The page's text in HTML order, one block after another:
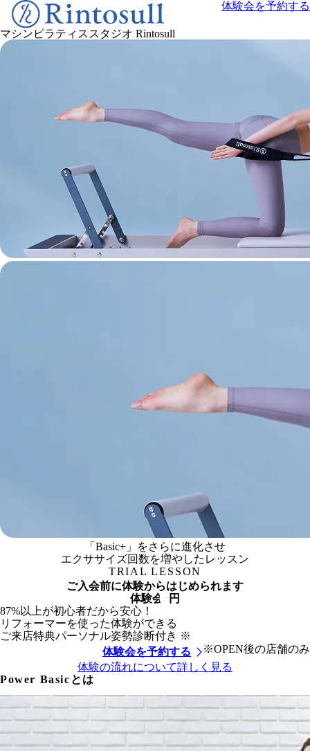
マシンピラティススタジオ Rintosull
体験会を予約する
「Basic+」をさらに進化させ
エクササイズ回数を増やしたレッスン
TRIAL LESSON
ご入会前に体験からはじめられます
体験会 0 円
87%以上が初心者だから安心！
リフォーマーを使った体験ができる
ご来店特典パーソナル姿勢診断付き ※
※OPEN後の店舗のみ
体験会を予約する
体験の流れについて詳しく見る
Power Basic とは